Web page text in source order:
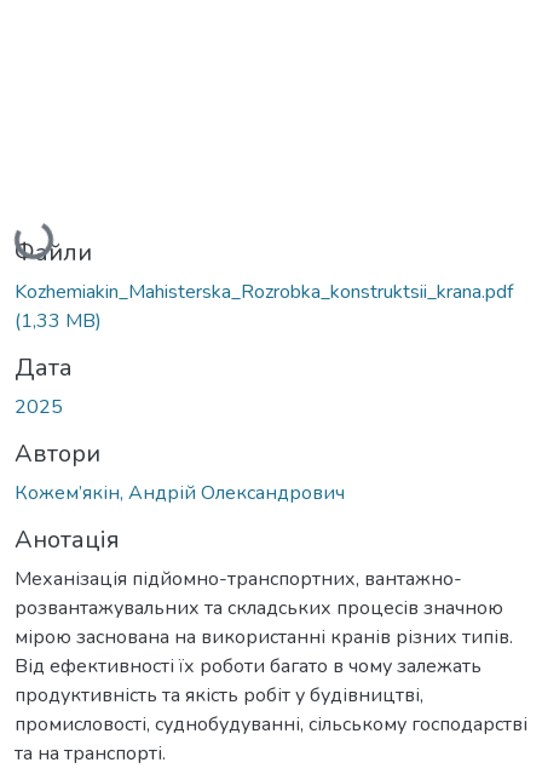
Вантажиться...
Файли
Kozhemiakin_Mahisterska_Rozrobka_konstruktsii_krana.pdf
(1,33 MB)
Дата
2025
Автори
Кожем’якін, Андрій Олександрович
Анотація
Механізація підйомно-транспортних, вантажно-
розвантажувальних та складських процесів значною
мірою заснована на використанні кранів різних типів.
Від ефективності їх роботи багато в чому залежать
продуктивність та якість робіт у будівництві,
промисловості, суднобудуванні, сільському господарстві
та на транспорті.